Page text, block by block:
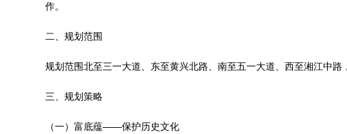
作。
二、规划范围
规划范围北至三一大道、东至黄兴北路、南至五一大道、西至湘江中路
三、规划策略
（一）富底蕴——保护历史文化